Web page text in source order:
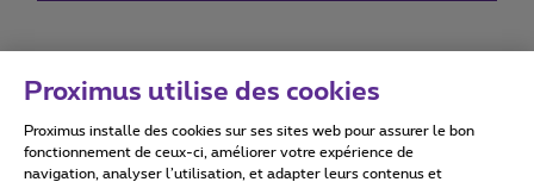
Conditions d'utilisation Accessibility statement
Proximus utilise des cookies
Proximus installe des cookies sur ses sites web pour assurer le bon
fonctionnement de ceux-ci, améliorer votre expérience de
navigation, analyser l’utilisation, et adapter leurs contenus et